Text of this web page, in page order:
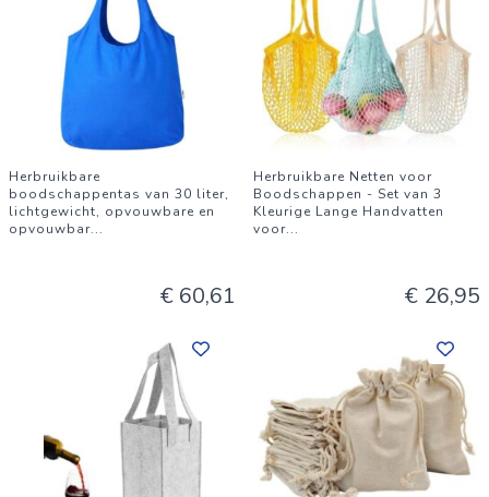
Herbruikbare
boodschappentas van 30 liter,
lichtgewicht, opvouwbare en
opvouwbar...
€ 60,61
Herbruikbare Netten voor
Boodschappen - Set van 3
Kleurige Lange Handvatten
voor...
€ 26,95